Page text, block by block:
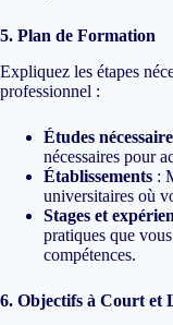
5. Plan de Formation
Expliquez les étapes
professionnel :
Études
nécessaires pour
Établissements :
universitaires où
Stages et
pratiques que
compétences.
6. Objectifs à Court et